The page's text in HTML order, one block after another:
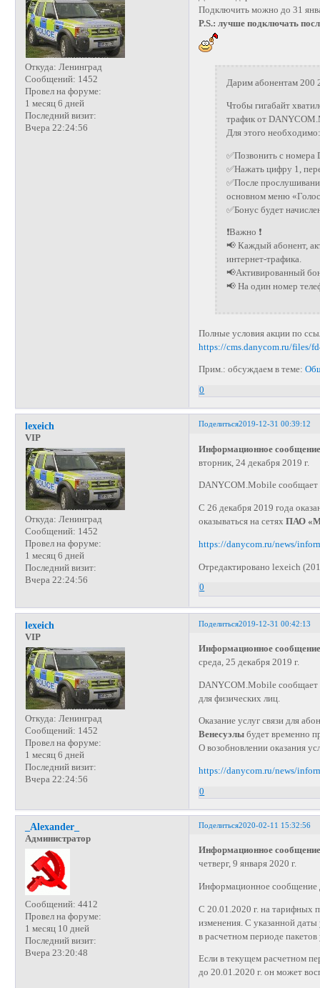
Откуда: Ленинград
Сообщений: 1452
Провел на форуме:
1 месяц 6 дней
Последний визит:
Вчера 22:24:56
Подключить можно до 31
P.S.: лучше подключать
Дарим абонентам 200
Чтобы гигабайт
трафик от
Для этого необходимо:
✅Позвонить с
✅Нажать цифру 1,
✅После
основном меню
✅Бонус будет
❗Важно ❗
📢 Каждый абонент,
интернет-трафика.
📢Активированный
📢 На один номер
Полные условия акции по
https://cms.danycom.ru/files/
Прим.: обсуждаем в теме:
0
Поделиться2019-12-31 00:39:12
lexeich
VIP
Откуда: Ленинград
Сообщений: 1452
Провел на форуме:
1 месяц 6 дней
Последний визит:
Вчера 22:24:56
Информационное
вторник, 24 декабря 2019 г.
DANYCOM.Mobile сообщает
С 26 декабря 2019 года
оказываться на сетяхПАО
https://danycom.ru/news/
Отредактировано lexeich
0
Поделиться2019-12-31 00:42:13
lexeich
VIP
Откуда: Ленинград
Сообщений: 1452
Провел на форуме:
1 месяц 6 дней
Последний визит:
Вчера 22:24:56
Информационное
среда, 25 декабря 2019 г.
DANYCOM.Mobile сообщает
для физических лиц.
Оказание услуг связи для
Венесуэлы будет временно
О возобновлении оказания
https://danycom.ru/news/
0
Поделиться2020-02-11 15:32:56
_Alexander_
Администратор
Сообщений: 4412
Провел на форуме:
1 месяц 10 дней
Последний визит:
Вчера 23:20:48
Информационное
четверг, 9 января 2020 г.
Информационное сообщение
С 20.01.2020 г. на тарифных
изменения. С указанной
в расчетном периоде
Если в текущем расчетном
до 20.01.2020 г. он может